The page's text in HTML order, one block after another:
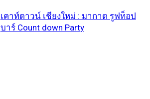
เคาท์ดาวน์ เชียงใหม่ : มากาด รูฟท็อป
บาร์ Count down Party